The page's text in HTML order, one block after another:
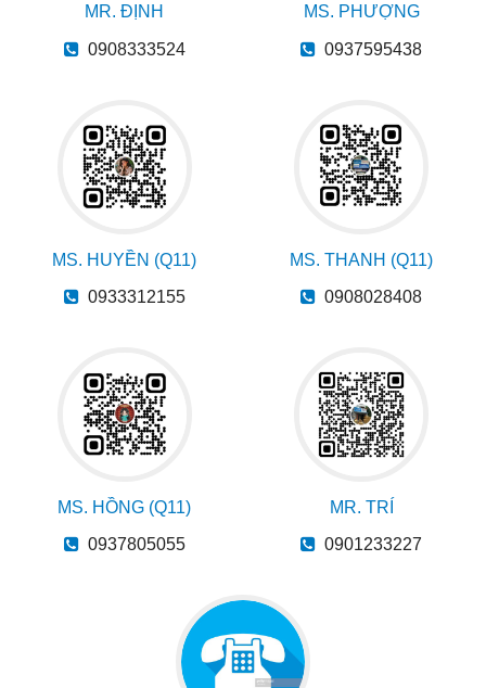
MR. ĐỊNH
0908333524
MS. PHƯỢNG
0937595438
MS. HUYỀN (Q11)
0933312155
MS. THANH (Q11)
0908028408
MS. HỒNG (Q11)
0937805055
MR. TRÍ
0901233227